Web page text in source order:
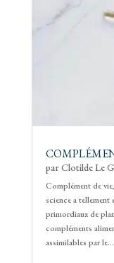
parClotilde Le
Complément de
science a
primordiaux de
compléments
assimilables par le...